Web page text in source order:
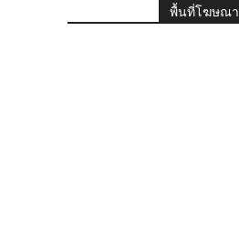
พื้นที่โฆษณา